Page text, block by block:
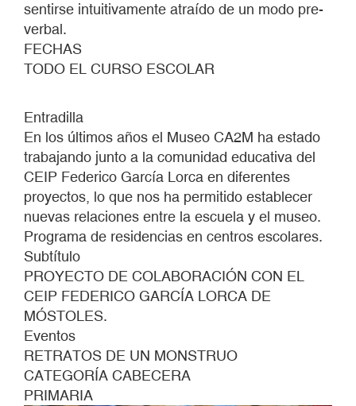
sentirse intuitivamente atraído de un modo pre-
verbal.
FECHAS
TODO EL CURSO ESCOLAR
Entradilla
En los últimos años el Museo CA2M ha estado
trabajando junto a la comunidad educativa del
CEIP Federico García Lorca en diferentes
proyectos, lo que nos ha permitido establecer
nuevas relaciones entre la escuela y el museo.
Programa de residencias en centros escolares.
Subtítulo
PROYECTO DE COLABORACIÓN CON EL
CEIP FEDERICO GARCÍA LORCA DE
MÓSTOLES.
Eventos
RETRATOS DE UN MONSTRUO
CATEGORÍA CABECERA
PRIMARIA